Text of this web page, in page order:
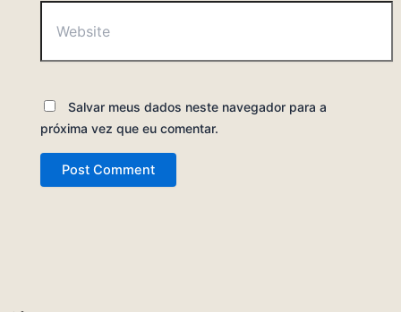
Salvar meus dados neste navegador para a
próxima vez que eu comentar.